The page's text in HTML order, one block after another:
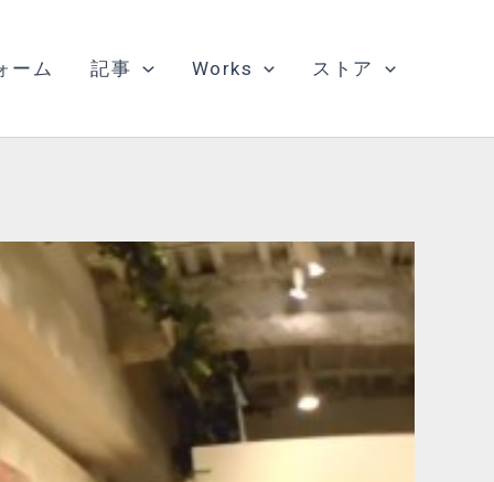
ーム 記事 Works ストア